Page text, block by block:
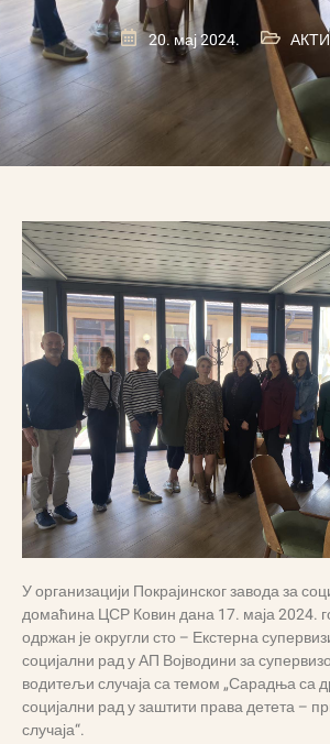
20. мај 2024.
У организацији Покрајинског завода за
домаћина ЦСР Ковин дана 17. маја 2024.
одржан је округли сто – Екстерна
социјални рад у АП Војводини за
водитељи случаја са темом „Сарадња са
социјални рад у заштити права детета –
случаја“.